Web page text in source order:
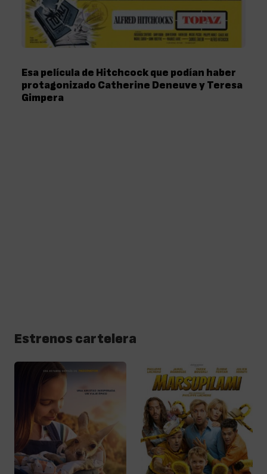
Esa película de Hitchcock que podían haber
protagonizado Catherine Deneuve y Teresa
Gimpera
Estrenos cartelera